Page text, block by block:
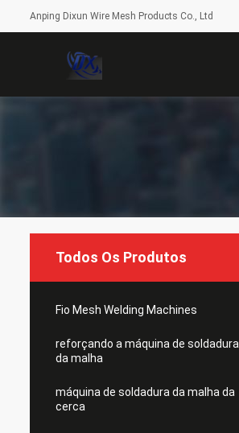
Anping Dixun Wire Mesh Products Co., Ltd
Todos Os Produtos
Fio Mesh Welding Machines
reforçando a máquina de soldadura
da malha
máquina de soldadura da malha da
cerca